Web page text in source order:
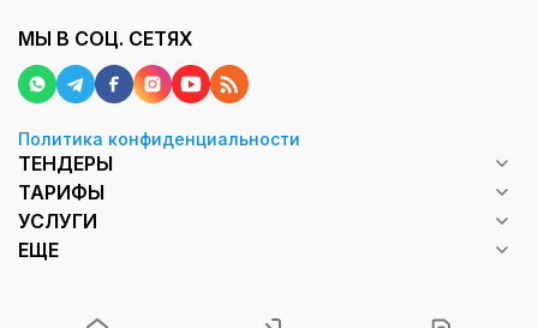
МЫ В СОЦ. СЕТЯХ
Политика конфиденциальности
ТЕНДЕРЫ
ТАРИФЫ
УСЛУГИ
ЕЩЕ